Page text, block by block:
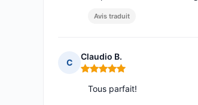
Avis traduit
C
Claudio B.
Note : 5 sur 5
Tous parfait!